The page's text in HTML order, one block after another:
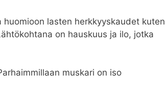
lasten herkkyyskaudet kuten
on hauskuus ja ilo, jotka
muskari on iso